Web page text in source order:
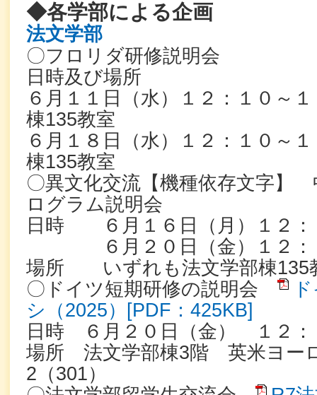
◆各学部による企画
法文学部
〇フロリダ研修説明会
日時及び場所
６月１１日（水）１２：１０～
棟135教室
６月１８日（水）１２：１０～
棟135教室
〇異文化交流【機種依存文字】
ログラム説明会
日時 ６月１６日（月）１２：
６月２０日（金）１２：１
場所 いずれも法文学部棟
〇ドイツ短期研修の説明会
シ（2025）[PDF：425KB]
日時 ６月２０日（金） １２：
場所 法文学部棟3階 英米ヨー
2（301）